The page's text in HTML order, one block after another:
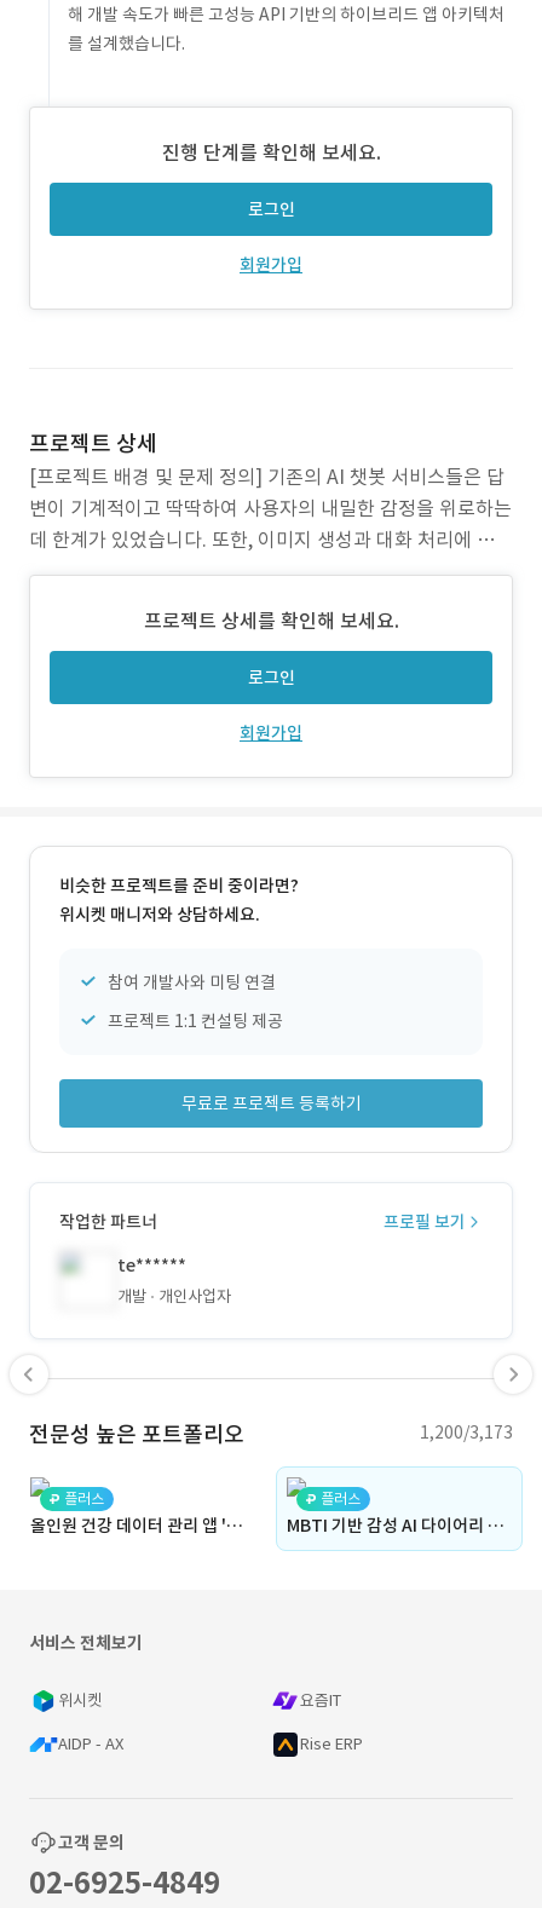
해 개발 속도가 빠른 고성능 API 기반의 하이브리드 앱 아키텍처
를 설계했습니다.
진행 단계를 확인해 보세요.
로그인
회원가입
프로젝트 상세
[프로젝트 배경 및 문제 정의] 기존의 AI 챗봇 서비스들은 답
변이 기계적이고 딱딱하여 사용자의 내밀한 감정을 위로하는
데 한계가 있었습니다. 또한, 이미지 생성과 대화 처리에 고성
능 외부 API(GPT-4, DALL-E 등)를 전적으로 의존할 경우,
여 지속 가능한 비즈니스 모델을 만들기 어렵다는 구조적인
문제가 있었습니다. [솔루션 설계 및 구
프로젝트 상세를 확인해 보세요.
로그인
회원가입
비슷한 프로젝트를 준비 중이라면?
위시켓 매니저와 상담하세요.
참여 개발사와 미팅 연결
프로젝트 1:1 컨설팅 제공
무료로 프로젝트 등록하기
작업한 파트너
프로필 보기
te******
개발 개인사업자
전문성 높은 포트폴리오 1,200/3,173
플러스
올인원 건강 데이터 관리 앱 '라이프메트릭' 개발 (Android, Kotlin, Java)
플러스
MBTI 기반 감성 AI 다이어리 앱 '루이(Looi)' 개발 및 온프레미스 최적화
서비스 전체보기
위시켓 요즘IT
AIDP - AX Rise ERP
고객 문의
02-6925-4849